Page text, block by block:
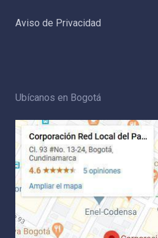
Aviso de Privacidad
Ubícanos en Bogotá